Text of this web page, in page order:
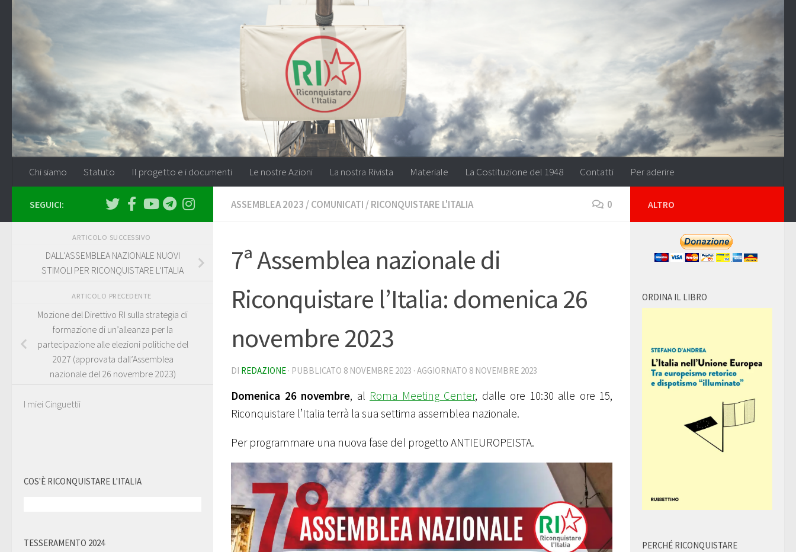
Salta al contenuto
Chi siamo Statuto Il progetto e i documenti Le nostre Azioni La nostra Rivista Materiale La Costituzione del 1948 Contatti Per aderire
ASSEMBLEA 2023 /COMUNICATI /RICONQUISTARE L'ITALIA 0
7ª Assemblea nazionale di
Riconquistare l’Italia: domenica 26
novembre 2023
DI REDAZIONE · PUBBLICATO 8 NOVEMBRE 2023 · AGGIORNATO 8 NOVEMBRE 2023
Domenica 26 novembre, al Roma Meeting Center, dalle ore 10:30 alle ore 15,
Riconquistare l’Italia terrà la sua settima assemblea nazionale.
Per programmare una nuova fase del progetto ANTIEUROPEISTA.
SEGUICI:
ARTICOLO SUCCESSIVO
DALL’ASSEMBLEA NAZIONALE NUOVI
STIMOLI PER RICONQUISTARE L’ITALIA
ARTICOLO PRECEDENTE
Mozione del Direttivo RI sulla strategia di
formazione di un’alleanza per la
partecipazione alle elezioni politiche del
2027 (approvata dall’Assemblea
nazionale del 26 novembre 2023)
I miei Cinguettii
COS'È RICONQUISTARE L'ITALIA
TESSERAMENTO 2024
ALTRO
ORDINA IL LIBRO
PERCHÉ RICONQUISTARE